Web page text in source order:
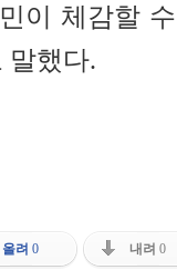
이 체감할
말했다.
올려 0 내려 0